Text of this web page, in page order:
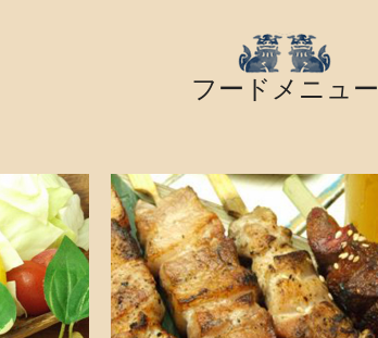
フードメニュー